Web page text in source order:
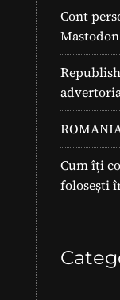
Cont
Cum îți
folosești